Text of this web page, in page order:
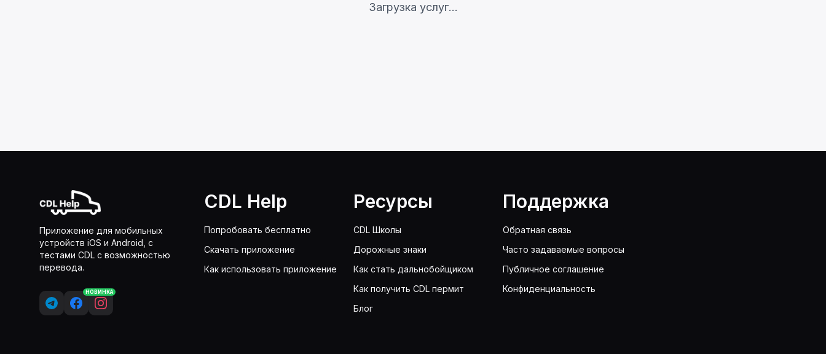
Загрузка услуг...
Приложение для мобильных
устройств iOS и Android, с
тестами CDL с возможностью
перевода.
НОВИНКА
CDL Help
Попробовать бесплатно
Скачать приложение
Как использовать приложение
Ресурсы
CDL Школы
Дорожные знаки
Как стать дальнобойщиком
Как получить CDL пермит
Блог
Поддержка
Обратная связь
Часто задаваемые вопросы
Публичное соглашение
Конфиденциальность